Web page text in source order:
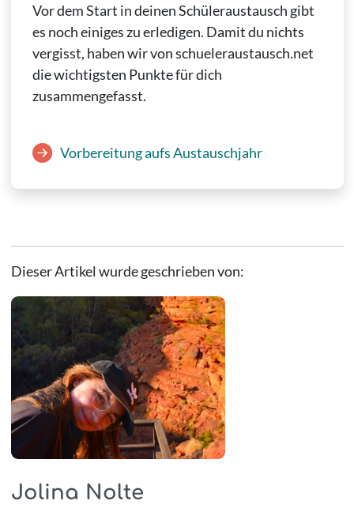
Vor dem Start in deinen Schüleraustausch gibt
es noch einiges zu erledigen. Damit du nichts
vergisst, haben wir von schueleraustausch.net
die wichtigsten Punkte für dich
zusammengefasst.
Vorbereitung aufs Austauschjahr
Dieser Artikel wurde geschrieben von:
Jolina Nolte